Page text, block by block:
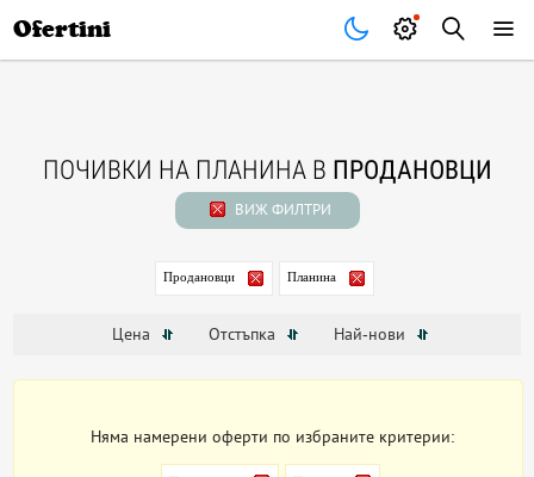
Ofertini
ПОЧИВКИ НА ПЛАНИНА В ПРОДАНОВЦИ
ВИЖ ФИЛТРИ
Продановци Планина
Цена Отстъпка Най-нови
Няма намерени оферти по избраните критерии: